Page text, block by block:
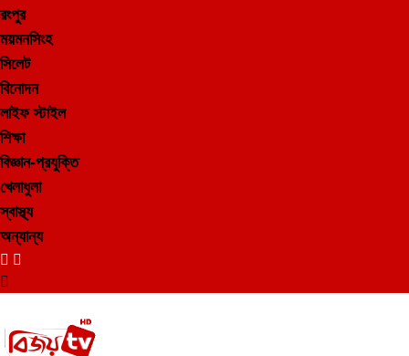
রংপুর
ময়মনসিংহ
সিলেট
বিনোদন
লাইফ স্টাইল
শিক্ষা
বিজ্ঞান-প্রযুক্তি
খেলাধুলা
স্বাস্থ্য
অন্যান্য